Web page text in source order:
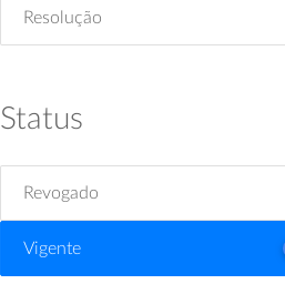
Resolução
Status
Revogado
Vigente